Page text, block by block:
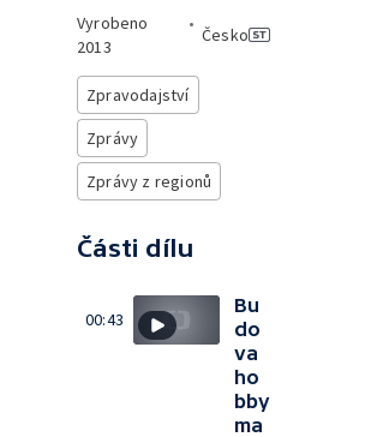
Vyrobeno
2013
•
Česko
Zpravodajství
Zprávy
Zprávy z regionů
Části dílu
00:43
Bu
do
va
ho
bby
ma